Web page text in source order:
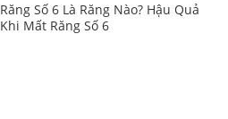
Răng Số 6 Là Răng Nào? Hậu Quả
Khi Mất Răng Số 6